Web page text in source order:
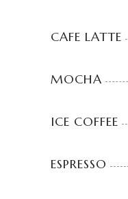
CAFE LATTE
MOCHA
ICE COFFEE
ESPRESSO